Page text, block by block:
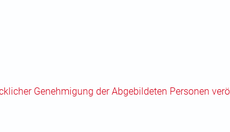
Genehmigung der Abgebildeten Personen